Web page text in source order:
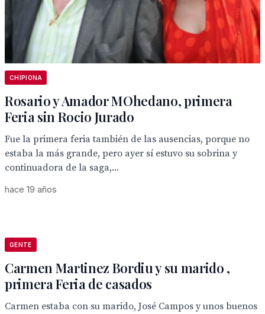
CHIPIONA
Rosario y Amador MOhedano, primera
Feria sin Rocio Jurado
Fue la primera feria también de las ausencias, porque no
estaba la más grande, pero ayer sí estuvo su sobrina y
continuadora de la saga,...
hace 19 años
GENTE
Carmen Martinez Bordiu y su marido ,
primera Feria de casados
Carmen estaba con su marido, José Campos y unos buenos